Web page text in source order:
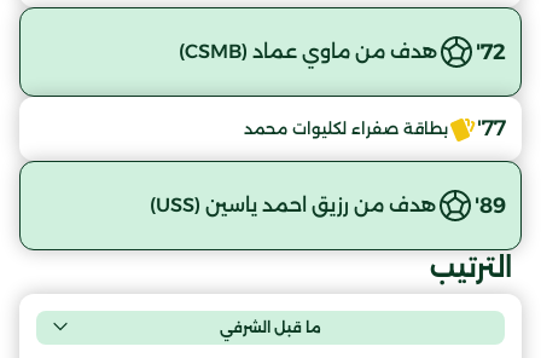
72' هدف من ماوي عماد (CSMB)
77' بطاقة صفراء لكليوات محمد
89' هدف من رزيق احمد ياسين (USS)
الترتيب
ما قبل الشرفي